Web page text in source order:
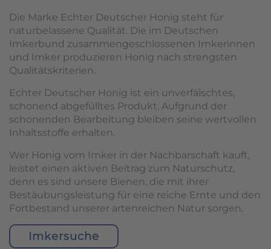
Die Marke Echter Deutscher Honig steht für
naturbelassene Qualität. Die im Deutschen
Imkerbund zusammengeschlossenen Imkerinnen
und Imker produzieren Honig nach strengsten
Qualitätskriterien.
Echter Deutscher Honig ist ein unverfälschtes,
schonend abgefülltes Produkt. Aufgrund der
schonenden Bearbeitung bleiben seine wertvollen
Inhaltsstoffe erhalten.
Wer Honig vom Imker in der Nachbarschaft kauft,
leistet einen aktiven Beitrag zum Naturschutz,
denn es sind unsere Bienen, die mit ihrer
Bestäubungsleistung für eine reiche Ernte und den
Fortbestand unserer artenreichen Natur sorgen.
Imkersuche